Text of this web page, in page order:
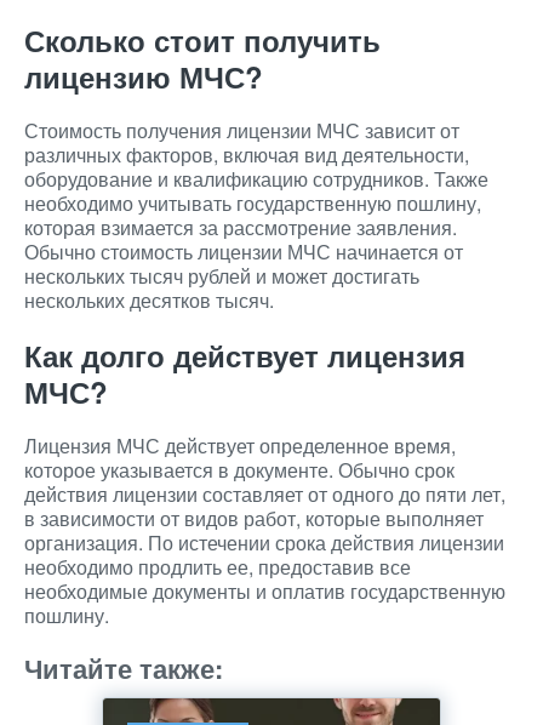
Сколько стоит получить
лицензию МЧС?
Стоимость получения лицензии МЧС зависит от
различных факторов, включая вид деятельности,
оборудование и квалификацию сотрудников. Также
необходимо учитывать государственную пошлину,
которая взимается за рассмотрение заявления.
Обычно стоимость лицензии МЧС начинается от
нескольких тысяч рублей и может достигать
нескольких десятков тысяч.
Как долго действует лицензия
МЧС?
Лицензия МЧС действует определенное время,
которое указывается в документе. Обычно срок
действия лицензии составляет от одного до пяти лет,
в зависимости от видов работ, которые выполняет
организация. По истечении срока действия лицензии
необходимо продлить ее, предоставив все
необходимые документы и оплатив государственную
пошлину.
Читайте также: